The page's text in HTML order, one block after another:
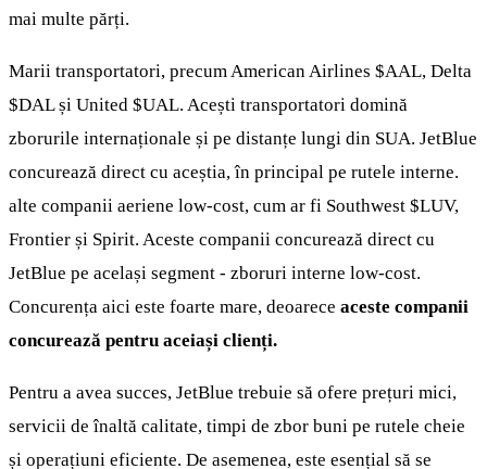
mai multe părți.
Marii transportatori, precum American Airlines $AAL, Delta
$DALși United $UAL. Acești transportatori domină
zborurile internaționale și pe distanțe lungi din SUA. JetBlue
concurează direct cu aceștia, în principal pe rutele interne.
alte companii aeriene low-cost, cum ar fi Southwest $LUV,
Frontier și Spirit. Aceste companii concurează direct cu
JetBlue pe același segment - zboruri interne low-cost.
Concurența aici este foarte mare, deoarece aceste companii
concurează pentru aceiași clienți.
Pentru a avea succes, JetBlue trebuie să ofere prețuri mici,
servicii de înaltă calitate, timpi de zbor buni pe rutele cheie
și operațiuni eficiente. De asemenea, este esențial să se